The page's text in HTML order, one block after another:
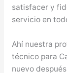
satisfacer y
servicio en
Ahí nuestra
técnico para
nuevo